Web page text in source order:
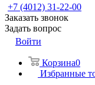
+7 (4012) 31-22-00
Заказать звонок
Задать вопрос
Войти
Корзина0
Избранные